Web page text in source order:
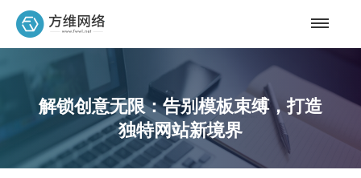
解锁创意无限：告别模板束缚，打造
独特网站新境界